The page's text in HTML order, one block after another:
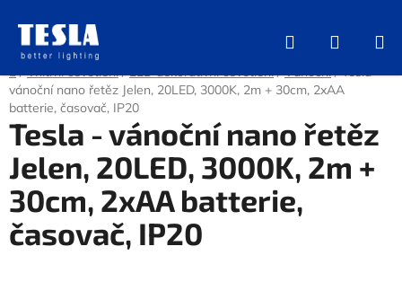
obsah
Hledat
KOŠÍK
/ Vnitřní osvětlení / LED dekorativní osvětlení / Vánoční / Tesla -
vánoční nano řetěz Jelen, 20LED, 3000K, 2m + 30cm, 2xAA
batterie, časovač, IP20
Tesla - vánoční nano řetěz
Jelen, 20LED, 3000K, 2m +
30cm, 2xAA batterie,
časovač, IP20